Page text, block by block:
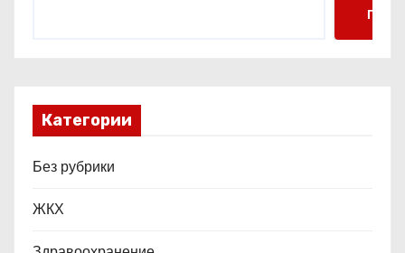
Поиск
Категории
Без рубрики
ЖКХ